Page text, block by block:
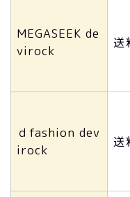
MEGASEEK de
virock
送
ｄfashion dev
irock
送